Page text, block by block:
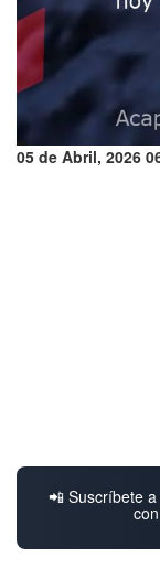
05 de Abril, 2026
📲 Suscríbete